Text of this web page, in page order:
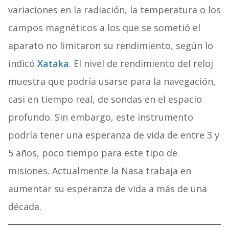
variaciones en la radiación, la temperatura o los
campos magnéticos a los que se sometió el
aparato no limitaron su rendimiento, según lo
indicó Xataka. El nivel de rendimiento del reloj
muestra que podría usarse para la navegación,
casi en tiempo real, de sondas en el espacio
profundo. Sin embargo, este instrumento
podría tener una esperanza de vida de entre 3 y
5 años, poco tiempo para este tipo de
misiones. Actualmente la Nasa trabaja en
aumentar su esperanza de vida a más de una
década.